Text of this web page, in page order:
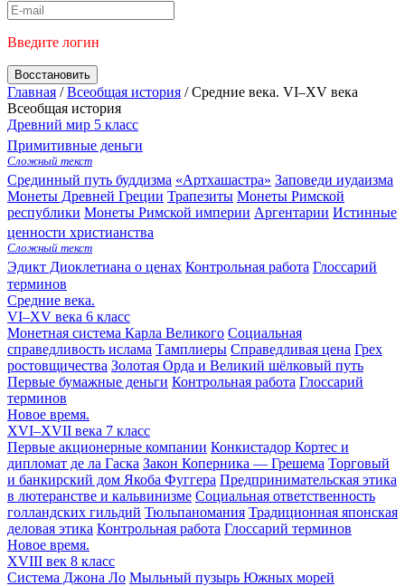
Введите логин
Восстановить
Главная / Всеобщая история / Средние века. VI–XV века
Всеобщая история
Древний мир 5 класс
Примитивные деньги
Сложный текст
Срединный путь буддизма «Артхашастра» Заповеди иудаизма
Монеты Древней Греции Трапезиты Монеты Римской
республики Монеты Римской империи Аргентарии Истинные
ценности христианства
Сложный текст
Эдикт Диоклетиана о ценах Контрольная работа Глоссарий
терминов
Средние века.
VI–XV века 6 класс
Монетная система Карла Великого Социальная
справедливость ислама Тамплиеры Справедливая цена Грех
ростовщичества Золотая Орда и Великий шёлковый путь
Первые бумажные деньги Контрольная работа Глоссарий
терминов
Новое время.
XVI–XVII века 7 класс
Первые акционерные компании Конкистадор Кортес и
дипломат де ла Гаска Закон Коперника — Грешема Торговый
и банкирский дом Якоба Фуггера Предпринимательская этика
в лютеранстве и кальвинизме Социальная ответственность
голландских гильдий Тюльпаномания Традиционная японская
деловая этика Контрольная работа Глоссарий терминов
Новое время.
XVIII век 8 класс
Система Джона Ло Мыльный пузырь Южных морей